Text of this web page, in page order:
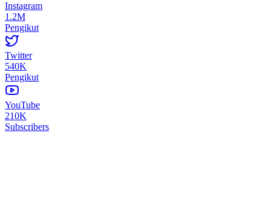
Instagram
1.2M
Pengikut
Twitter
540K
Pengikut
YouTube
210K
Subscribers